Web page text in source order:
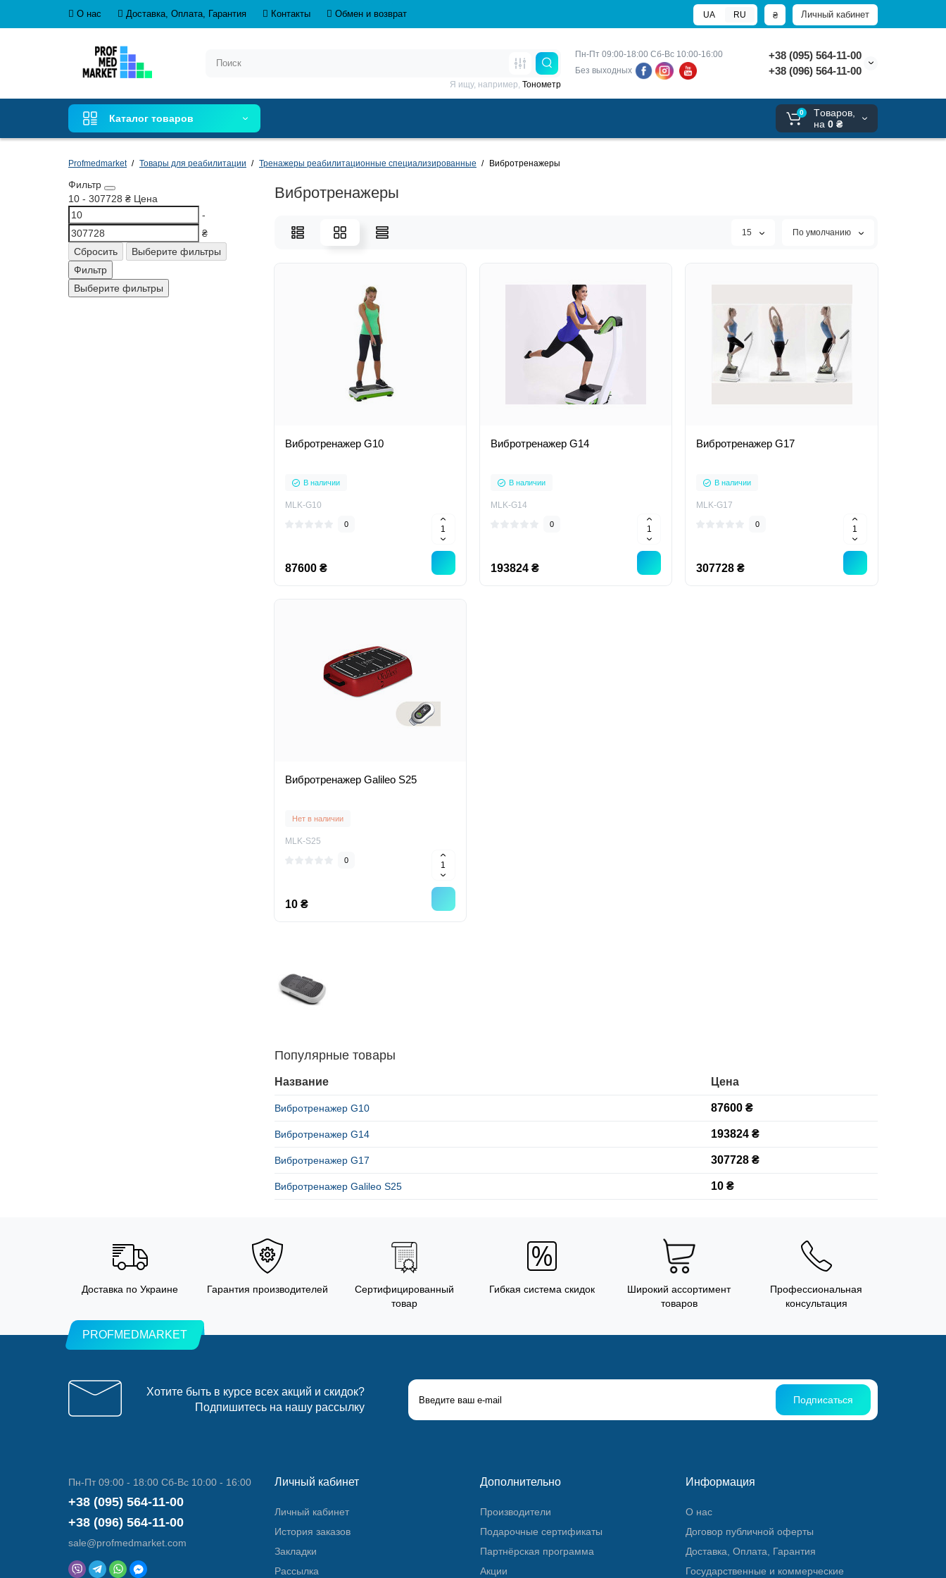
О нас Доставка, Оплата, Гарантия Контакты Обмен и возврат Личный кабинет
₴
UA RU
Пн-Пт 09:00-18:00 Сб-Вс 10:00-16:00
Без выходных
+38 (095) 564-11-00
+38 (096) 564-11-00
Я ищу, например, Тонометр
Каталог товаров
0
Tоваров,
на 0 ₴
Profmedmarket Товары для реабилитации Тренажеры реабилитационные специализированные Вибротренажеры
Фильтр
10 - 307728 ₴ Цена
-
₴
Сбросить
Выберите фильтры
Фильтр
Выберите фильтры
Вибротренажеры
15 По умолчанию
Вибротренажер G10
В наличии
MLK-G10
0
87600 ₴
Вибротренажер G14
В наличии
MLK-G14
0
193824 ₴
Вибротренажер G17
В наличии
MLK-G17
0
307728 ₴
Вибротренажер Galileo S25
Нет в наличии
MLK-S25
0
10 ₴
Популярные товары
Название Цена
Вибротренажер G10 87600 ₴
Вибротренажер G14 193824 ₴
Вибротренажер G17 307728 ₴
Вибротренажер Galileo S25 10 ₴
Доставка по Украине Гарантия производителей
Сертифицированный
товар
Гибкая система скидок
Широкий ассортимент
товаров
Профессиональная
консультация
PROFMEDMARKET
Хотите быть в курсе всех акций и скидок?
Подпишитесь на нашу рассылку
Подписаться
Пн-Пт 09:00 - 18:00 Сб-Вс 10:00 - 16:00
+38 (095) 564-11-00
+38 (096) 564-11-00
sale@profmedmarket.com
Личный кабинет
Личный кабинет
История заказов
Закладки
Рассылка
Дополнительно
Производители
Подарочные сертификаты
Партнёрская программа
Акции
Информация
О нас
Договор публичной оферты
Доставка, Оплата, Гарантия
Государственные и коммерческие